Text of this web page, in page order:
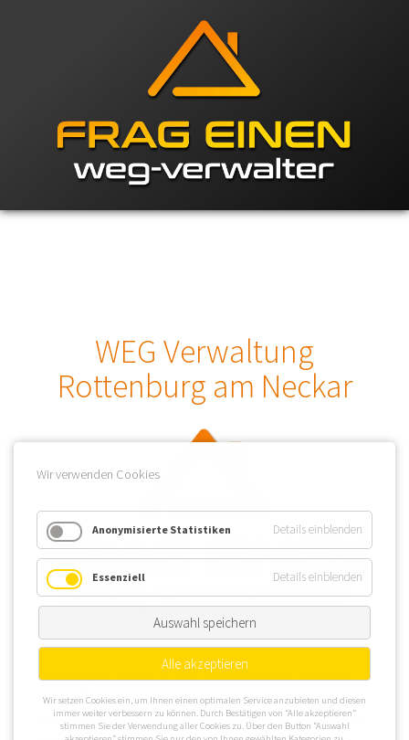
WEG Verwaltung
Rottenburg am Neckar
Rottenburg am Neckar hat über 43.000 Einwohner und ist als
zweitgrößte Stadt im Landkreis Tübingen für eine WEG
Verwaltung ein begehrter Ausgangspunkt. Die Große Kreisstadt
Wir verwenden Cookies
Anonymisierte Statistiken Details einblenden
Essenziell Details einblenden
Auswahl speichern
Alle akzeptieren
Wir setzen Cookies ein, um Ihnen einen optimalen Service anzubieten und diesen
immer weiter verbessern zu können. Durch Bestätigen von “Alle akzeptieren”
stimmen Sie der Verwendung aller Cookies zu. Über den Button “Auswahl